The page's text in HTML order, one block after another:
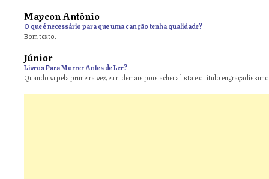
Maycon Antônio
O que é necessário para que uma canção tenha qualidade?
Bom texto.
Júnior
Livros Para Morrer Antes de Ler?
Quando vi pela primeira vez, eu ri demais pois achei a lista e o título